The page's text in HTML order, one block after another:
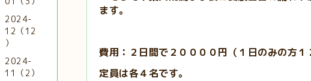
ます。
費用：２日間で２００００円（１日のみの方１
定員は各４名です。
2024-
12（12
）
2024-
11（2）